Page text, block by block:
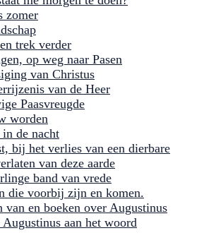
zomer
trek verder
op weg naar Pasen
van Christus
van de Heer
Paasvreugde
worden
de nacht
bij het verlies van een dierbare
van deze aarde
band van vrede
die voorbij zijn en komen.
van en boeken over Augustinus
aan het woord